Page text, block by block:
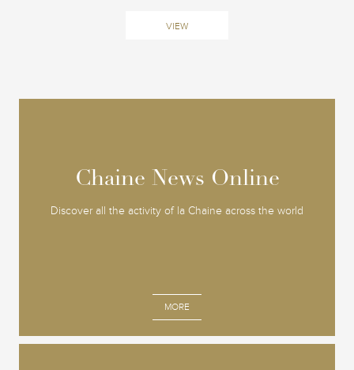
VIEW
Chaine News Online
Discover all the activity of la Chaine across the world
MORE
Chaine News Online